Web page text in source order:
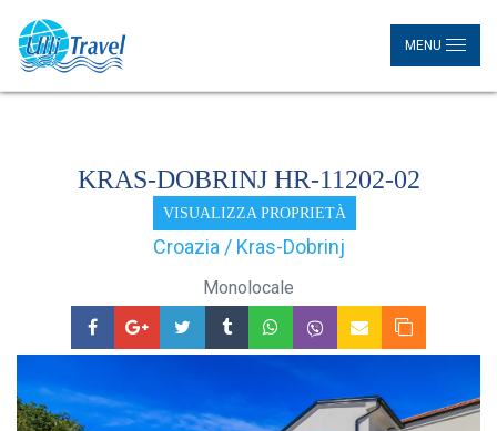
MENU
KRAS-DOBRINJ HR-11202-02
VISUALIZZA PROPRIETÀ
Croazia / Kras-Dobrinj
Monolocale